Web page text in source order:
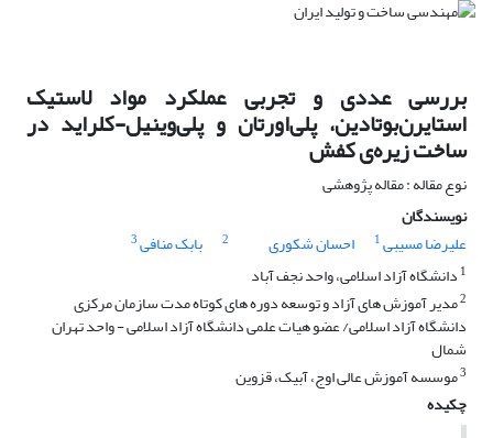
بررسی عددی و تجربی عملکرد مواد لاستیک
استایرن‌بوتادین، پلی‌اورتان و پلی‌وینیل-کلراید در
ساخت زیره‌ی کفش
نوع مقاله : مقاله پژوهشی
نویسندگان
علیرضا مسیبی1 احسان شکوری 2 بابک منافی3
1 دانشگاه آزاد اسلامی، واحد نجف آباد
2مدیر آموزش های آزاد و توسعه دوره های کوتاه مدت سازمان مرکزی
دانشگاه آزاد اسلامی/ عضو هیات علمی دانشگاه آزاد اسلامی - واحد تهران
شمال
3موسسه آموزش عالی اوج، آبیک، قزوین
چکیده